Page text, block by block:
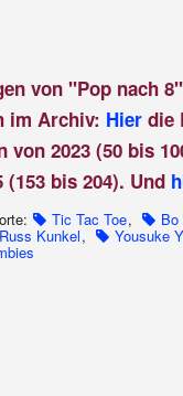
von "Pop nach
im Archiv: Hier die
von 2023 (50 bis
(153 bis 204). Und
Tic Tac Toe, Bo
Russ Kunkel, Yousuke